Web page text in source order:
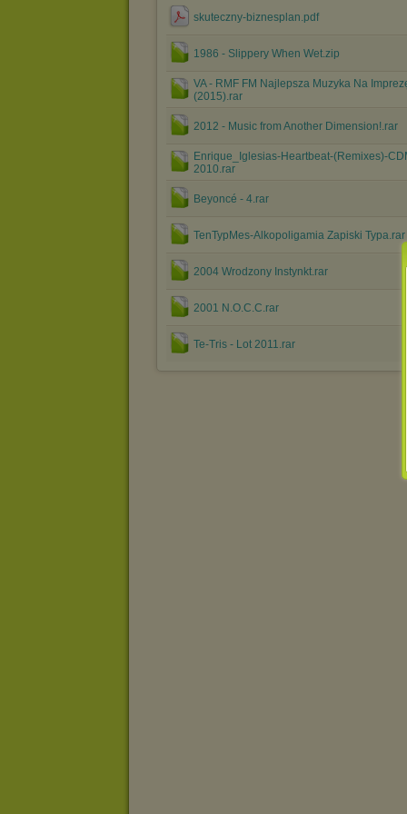
skuteczny-biznesplan.pdf
1986 - Slippery When Wet.zip
VA - RMF FM Najlepsza Muzyka Na
(2015).rar
2012 - Music from Another Dimension!.rar
Enrique_Iglesias-Heartbeat-(Remixes)-
2010.rar
Beyoncé - 4.rar
TenTypMes-Alkopoligamia Zapiski Typa.rar
2004 Wrodzony Instynkt.rar
2001 N.O.C.C.rar
Te-Tris - Lot 2011.rar